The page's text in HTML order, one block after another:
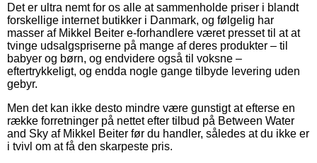
Det er ultra nemt for os alle at sammenholde priser i blandt
forskellige internet butikker i Danmark, og følgelig har
masser af Mikkel Beiter e-forhandlere været presset til at at
tvinge udsalgspriserne på mange af deres produkter – til
babyer og børn, og endvidere også til voksne –
eftertrykkeligt, og endda nogle gange tilbyde levering uden
gebyr.
Men det kan ikke desto mindre være gunstigt at efterse en
række forretninger på nettet efter tilbud på Between Water
and Sky af Mikkel Beiter før du handler, således at du ikke er
i tvivl om at få den skarpeste pris.